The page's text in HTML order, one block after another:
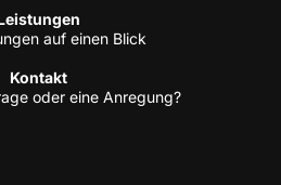
auf einen Blick
Kon­takt
oder eine Anregung?